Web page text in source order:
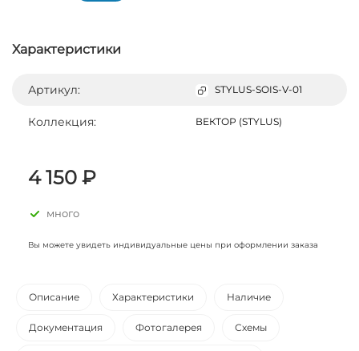
Характеристики
Артикул: STYLUS-SOIS-V-01
Коллекция: ВЕКТОР (STYLUS)
4 150 ₽
много
Вы можете увидеть индивидуальные цены при оформлении заказа
Описание Характеристики Наличие
Документация Фотогалерея Схемы